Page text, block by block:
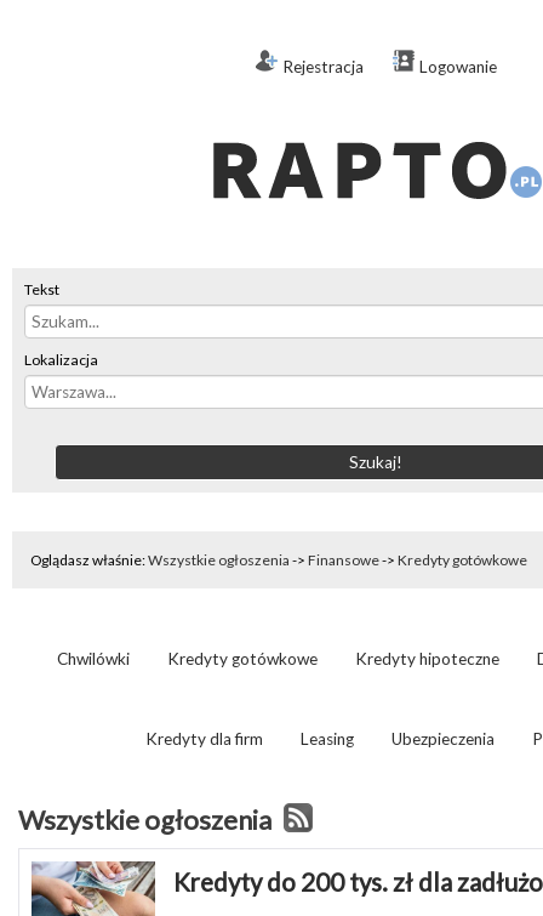
Rejestracja Logowanie
Tekst
Lokalizacja
Oglądasz właśnie:Wszystkie ogłoszenia -> Finansowe-> Kredyty gotówkowe
Chwilówki Kredyty gotówkowe Kredyty hipoteczne
Kredyty dla firm Leasing Ubezpieczenia
Wszystkie ogłoszenia
Kredyty do 200 tys. zł dla